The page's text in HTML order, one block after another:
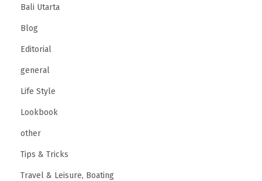
Bali Utarta
Blog
Editorial
general
Life Style
Lookbook
other
Tips & Tricks
Travel & Leisure, Boating